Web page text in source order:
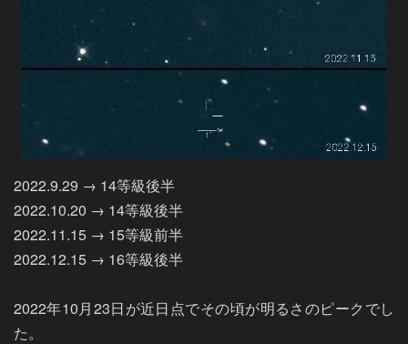
2022.9.29 → 14等級後半
2022.10.20 → 14等級後半
2022.11.15 → 15等級前半
2022.12.15 → 16等級後半
2022年10月23日が近日点でその頃が明るさのピークでし
た。